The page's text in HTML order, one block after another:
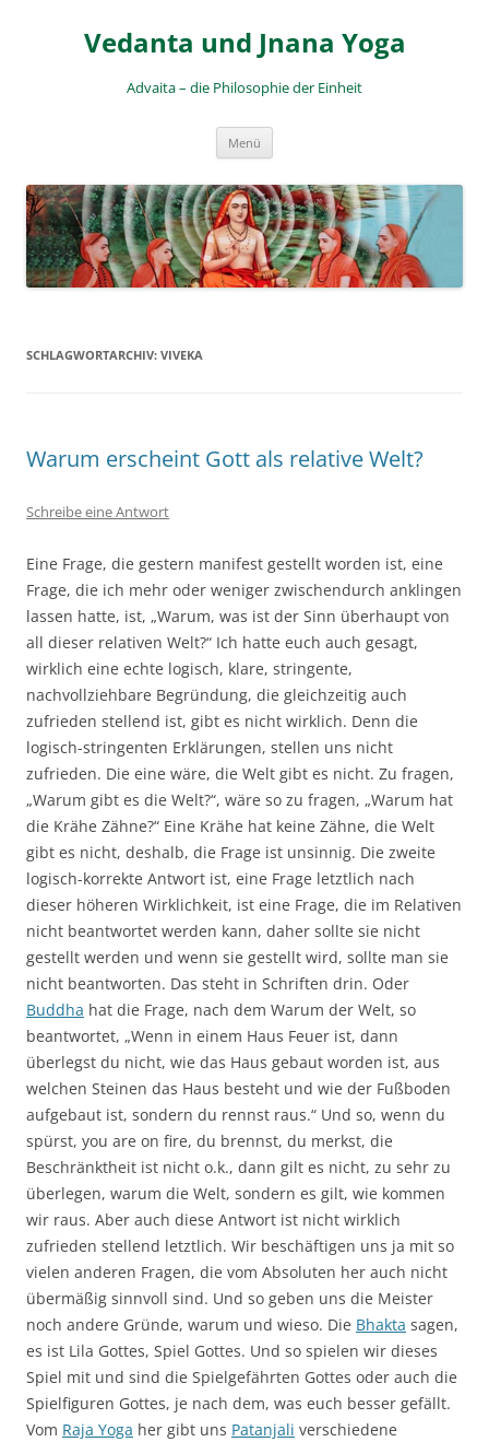
springenVedanta und Jnana Yoga
Advaita – die Philosophie der Einheit
Menü
SCHLAGWORTARCHIV: VIVEKA
Warum erscheint Gott als relative Welt?
Schreibe eine Antwort
Eine Frage, die gestern manifest gestellt worden ist, eine
Frage, die ich mehr oder weniger zwischendurch anklingen
lassen hatte, ist, „Warum, was ist der Sinn überhaupt von
all dieser relativen Welt?“ Ich hatte euch auch gesagt,
wirklich eine echte logisch, klare, stringente,
nachvollziehbare Begründung, die gleichzeitig auch
zufrieden stellend ist, gibt es nicht wirklich. Denn die
logisch-stringenten Erklärungen, stellen uns nicht
zufrieden. Die eine wäre, die Welt gibt es nicht. Zu fragen,
„Warum gibt es die Welt?“, wäre so zu fragen, „Warum hat
die Krähe Zähne?“ Eine Krähe hat keine Zähne, die Welt
gibt es nicht, deshalb, die Frage ist unsinnig. Die zweite
logisch-korrekte Antwort ist, eine Frage letztlich nach
dieser höheren Wirklichkeit, ist eine Frage, die im Relativen
nicht beantwortet werden kann, daher sollte sie nicht
gestellt werden und wenn sie gestellt wird, sollte man sie
nicht beantworten. Das steht in Schriften drin. Oder
Buddha hat die Frage, nach dem Warum der Welt, so
beantwortet, „Wenn in einem Haus Feuer ist, dann
überlegst du nicht, wie das Haus gebaut worden ist, aus
welchen Steinen das Haus besteht und wie der Fußboden
aufgebaut ist, sondern du rennst raus.“ Und so, wenn du
spürst, you are on fire, du brennst, du merkst, die
Beschränktheit ist nicht o.k., dann gilt es nicht, zu sehr zu
überlegen, warum die Welt, sondern es gilt, wie kommen
wir raus. Aber auch diese Antwort ist nicht wirklich
zufrieden stellend letztlich. Wir beschäftigen uns ja mit so
vielen anderen Fragen, die vom Absoluten her auch nicht
übermäßig sinnvoll sind. Und so geben uns die Meister
noch andere Gründe, warum und wieso. Die Bhakta sagen,
es ist Lila Gottes, Spiel Gottes. Und so spielen wir dieses
Spiel mit und sind die Spielgefährten Gottes oder auch die
Spielfiguren Gottes, je nach dem, was euch besser gefällt.
Vom Raja Yoga her gibt uns Patanjali verschiedene